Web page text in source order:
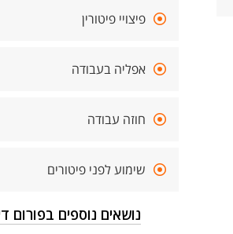
פיצויי פיטורין
אפליה בעבודה
חוזה עבודה
שימוע לפני פיטורים
נושאים נוספים בפורום